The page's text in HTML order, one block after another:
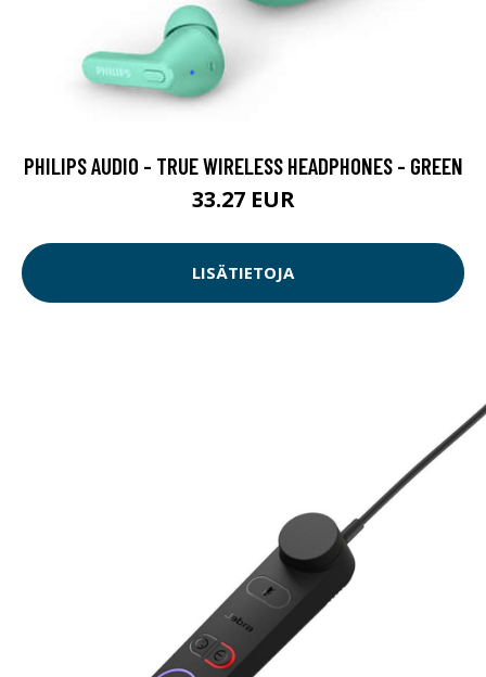
PHILIPS AUDIO - TRUE WIRELESS HEADPHONES - GREEN
33.27 EUR
LISÄTIETOJA